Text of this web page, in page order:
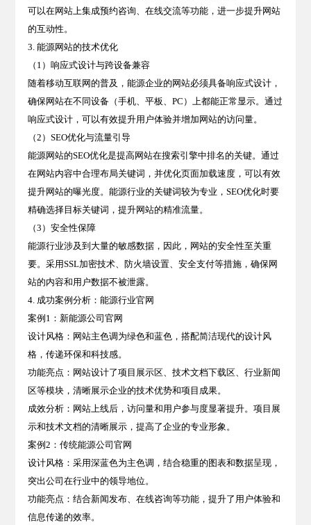
可以在网站上集成预约咨询、在线交流等功能，进一步提升网站
的互动性。
3. 能源网站的技术优化
（1）响应式设计与跨设备兼容
随着移动互联网的普及，能源企业的网站必须具备响应式设计 ，
确保网站在不同设备（手机、平板、PC）上都能正常显示。通过
响应式设计，可以有效提升用户体验并增加网站的访问量。
（2）SEO优化与流量引导
能源网站的SEO优化是提高网站在搜索引擎中排名的关键。通过
在网站内容中合理布局关键词 ，并优化页面加载速度 ，可以有效
提升网站的曝光度。能源行业的关键词较为专业，SEO优化时要
精确选择目标关键词，提升网站的精准流量。
（3）安全性保障
能源行业涉及到大量的敏感数据，因此，网站的安全性至关重
要。采用SSL加密技术 防火墙设置 、安全支付等措施，确保网
站的内容和用户数据不被泄露。
4. 成功案例分析：能源行业官网
案例1：新能源公司官网
设计风格 ：网站主色调为绿色和蓝色 ，搭配简洁现代的设计风
格，传递环保和科技感。
功能亮点 ：网站设计了项目展示区、技术文档下载区、行业新闻
区等模块，清晰展示企业的技术优势和项目成果。
成效分析 ：网站上线后，访问量和用户参与度显著提升。项目展
示和技术文档的清晰展示，提高了企业的专业形象。
案例2：传统能源公司官网
设计风格 ：采用深蓝色为主色调，结合稳重的图表和数据呈现，
突出公司在行业中的领导地位。
功能亮点 ：结合新闻发布、在线咨询等功能，提升了用户体验和
信息传递的效率。